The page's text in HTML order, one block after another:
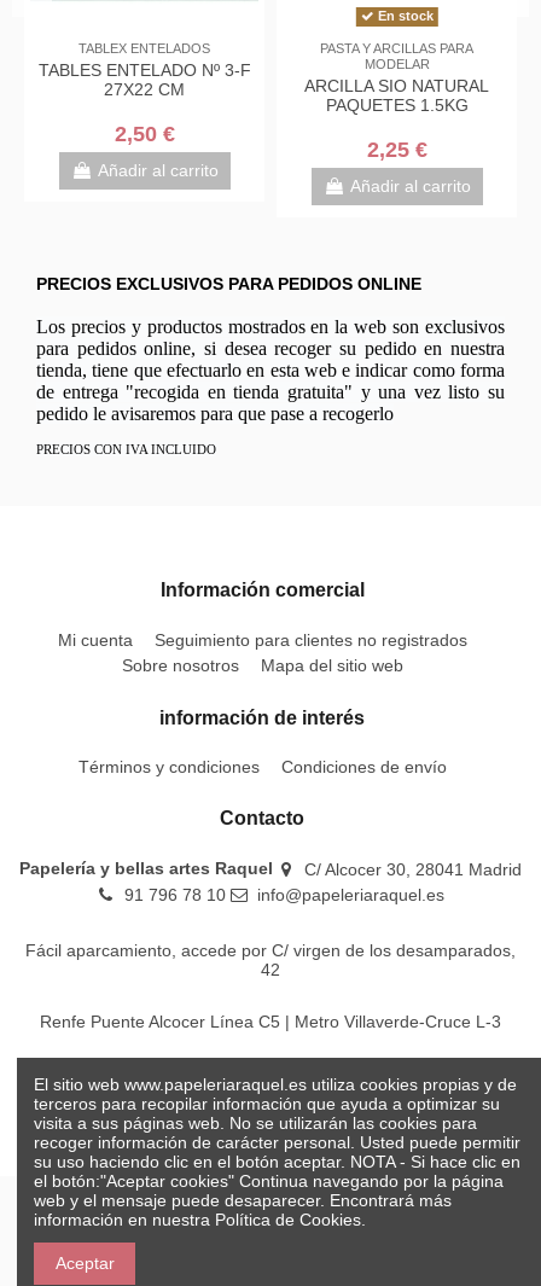
Y ARCILLAS PARA
MODELAR
SIO NATURAL
2,25 €
al carrito
Archivo y clasificación
CARPETA ARCHIVADOR 2
ANILLAS FOLIO LISA
PLÁSTICO
Añadir al carrito
PRECIOS EXCLUSIVOS PARA PEDIDOS ONLINE
Los precios y productos mostrados en la web son exclusivos
para pedidos online, si desea recoger su pedido en nuestra
tienda, tiene que efectuarlo en esta web e indicar como forma
de entrega "recogida en tienda gratuita" y una vez listo su
pedido le avisaremos para que pase a recogerlo
PRECIOS CON IVA INCLUIDO
Información comercial
Mi cuenta
Seguimiento para clientes no registrados
Sobre nosotros
Mapa del sitio web
información de interés
Términos y condiciones Condiciones de envío
Contacto
Papelería y bellas artes Raquel
C/ Alcocer 30, 28041 Madrid
91 796 78 10
info@papeleriaraquel.es
Fácil aparcamiento, accede por C/ virgen de los desamparados,
42
Renfe Puente Alcocer Línea C5 | Metro Villaverde-Cruce L-3
El sitio web www.papeleriaraquel.es utiliza cookies propias y de
terceros para recopilar información que ayuda a optimizar su
visita a sus páginas web. No se utilizarán las cookies para
recoger información de carácter personal. Usted puede permitir
su uso haciendo clic en el botón aceptar. NOTA - Si hace clic en
el botón:"Aceptar cookies" Continua navegando por la página
web y el mensaje puede desaparecer. Encontrará más
información en nuestra Política de Cookies.
Aceptar